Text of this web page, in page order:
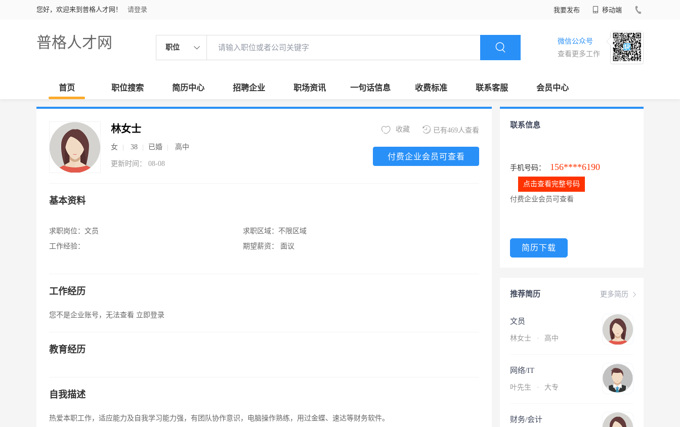
您好，欢迎来到普格人才网！ 请登录 我要发布 移动端
普格人才网 职位
微信公众号
查看更多工作
首页 职位搜索 简历中心 招聘企业 职场资讯 一句话信息 收费标准 联系客服 会员中心
林女士
女 38 已婚 高中
更新时间： 08-08
已有469人查看
收藏
付费企业会员可查看
基本资料
求职岗位： 文员
工作经验：
求职区域： 不限区域
期望薪资：
面议
工作经历
您不是企业账号，无法查看 立即登录
教育经历
自我描述
热爱本职工作，适应能力及自我学习能力强，有团队协作意识，电脑操作熟练，用过金蝶、速达等财务软件。
联系信息
手机号码： 156****6190
点击查看完整号码
付费企业会员可查看
简历下载
更多简历
推荐简历
文员
林女士 · 高中
网络/IT
叶先生 · 大专
财务/会计